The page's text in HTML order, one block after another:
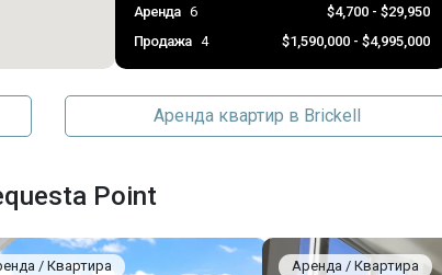
Аренда 6
$4,700 - $29,950
Продажа
4 $1,590,000 - $4,995,000
Аренда квартир в Brickell
Point
/ Квартира Аренда / Квартира